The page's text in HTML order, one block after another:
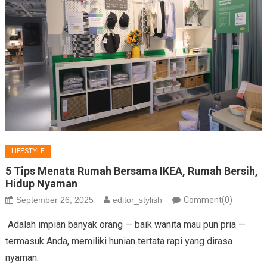
LIFESTYLE
5 Tips Menata Rumah Bersama IKEA, Rumah Bersih,
Hidup Nyaman
September 26, 2025 editor_stylish Comment(0)
Adalah impian banyak orang — baik wanita mau pun pria —
termasuk Anda, memiliki hunian tertata rapi yang dirasa
nyaman.